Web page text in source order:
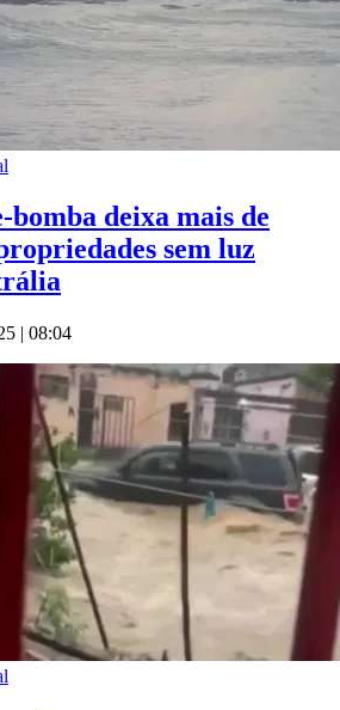
bomba deixa mais de
sem luz
| 08:04